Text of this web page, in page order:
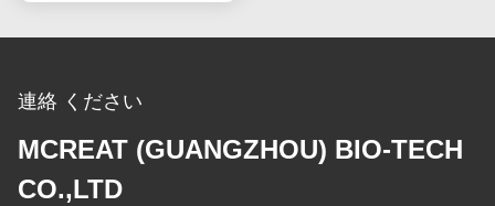
連絡 ください
MCREAT (GUANGZHOU) BIO-TECH
CO.,LTD